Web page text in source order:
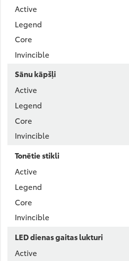
Sānu kāpšļi
Tonētie stikli
LED dienas gaitas lukturi